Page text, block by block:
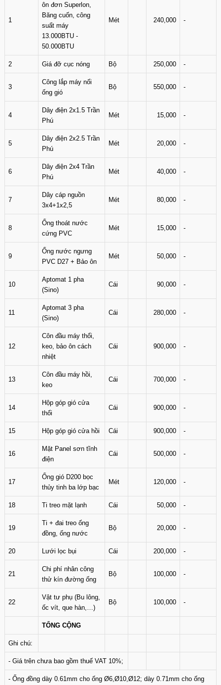
1
ôn đơn Superlon,
Băng cuốn, công
suất máy
13.000BTU -
50.000BTU
Mét 240,000 -
2 Giá đỡ cục nóng Bộ 250,000 -
3
Công lắp máy nối
ống gió
Bộ 550,000 -
4
Dây điện 2x1.5 Trần
Phú
Mét 15,000 -
5
Dây điện 2x2.5 Trần
Phú
Mét 20,000 -
6
Dây điện 2x4 Trần
Phú
Mét 40,000 -
7
Dây cáp nguồn
3x4+1x2,5
Mét 80,000 -
8
Ống thoát nước
cứng PVC
Mét 15,000 -
9
Ống nước ngưng
PVC D27 + Bảo ôn
Mét 50,000 -
10
Aptomat 1 pha
(Sino)
Cái 90,000 -
11
Aptomat 3 pha
(Sino)
Cái 280,000 -
12
Côn đầu máy thổi,
keo, bảo ôn cách
nhiệt
Cái 900,000 -
13
Côn đầu máy hồi,
keo
Cái 700,000 -
14
Hộp góp gió cửa
thổi
Cái 900,000 -
15 Hộp góp gió cửa hồi Cái 900,000 -
16
Mặt Panel sơn tĩnh
điện
Cái 500,000 -
17
Ống gió D200 bọc
thủy tinh ba lớp bạc
Mét 120,000 -
18 Ti treo mặt lạnh Cái 50,000 -
19
Ti + đai treo ống
đồng, ống nước
Bộ 20,000 -
20 Lưới lọc bụi Cái 200,000 -
21
Chi phí nhân công
thử kín đường ống
Bộ 100,000 -
22
Vật tư phụ (Bu lông,
ốc vít, que hàn,…)
Bộ 100,000 -
TỔNG CỘNG
Ghi chú:
- Giá trên chưa bao gồm thuế VAT 10%;
- Ống đồng dày 0.61mm cho ống Ø6,Ø10,Ø12; dày 0.71mm cho ống